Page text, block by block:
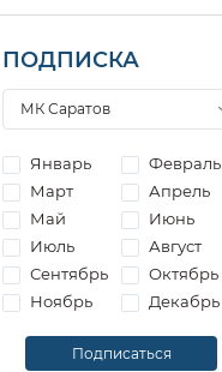
ПОДПИСКА
Январь
Февраль
Март
Апрель
Май
Июнь
Июль
Август
Сентябрь
Октябрь
Ноябрь
Декабрь